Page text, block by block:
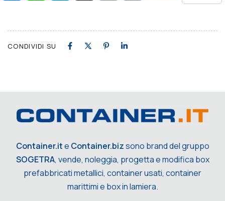
CONDIVIDI SU
Container.ite Container.bizsono brand del gruppo
SOGETRA, vende, noleggia, progetta e modifica box
prefabbricati metallici, container usati, container
marittimi e box in lamiera.